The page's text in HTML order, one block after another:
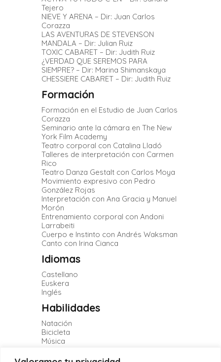
Tejero
NIEVE Y ARENA – Dir: Juan Carlos
Corazza
LAS AVENTURAS DE STEVENSON
MANDALA – Dir: Julian Ruiz
TOXIC CABARET – Dir: Judith Ruiz
¿VERDAD QUE SEREMOS PARA
SIEMPRE? – Dir: Marina Shimanskaya
CHESSIERE CABARET – Dir: Judith Ruiz
Formación
Formación en el Estudio de Juan Carlos
Corazza
Seminario ante la cámara en The New
York Film Academy
Teatro corporal con Catalina Lladó
Talleres de interpretación con Carmen
Rico
Teatro Danza Gestalt con Carlos Moya
Movimiento expresivo con Pedro
González Rojas
Interpretación con Ana Gracia y Manuel
Morón
Entrenamiento corporal con Andoni
Larrabeiti
Cuerpo e Instinto con Andrés Waksman
Canto con Irina Cianca
Idiomas
Castellano
Euskera
Inglés
Habilidades
Natación
Bicicleta
Música
ukelele